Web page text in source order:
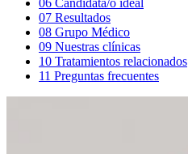
07 Resultados
08 Grupo Médico
09 Nuestras clínicas
10 Tratamientos relacionados
11 Preguntas frecuentes